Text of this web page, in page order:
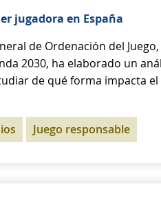
jugadora en España
de Ordenación del
2030, ha elaborado un
de qué forma impacta
Juego responsable